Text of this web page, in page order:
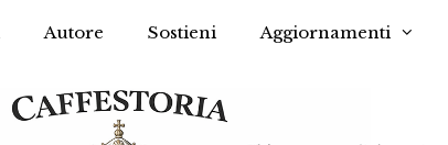
Autore Sostieni Aggiornamenti